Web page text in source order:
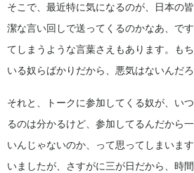
そこで、最近特に気になるのが、日本の
潔な言い回しで送ってくるのかなあ、で
てしまうような言葉さえもあります。も
いる奴らばかりだから、悪気はないんだろ
それと、トークに参加してくる奴が、い
るのは分かるけど、参加してるんだから
いんじゃないのか、って思ってしまいま
いましたが、さすがに三が日だから、時間